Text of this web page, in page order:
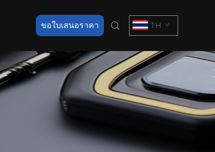
ขอใบเสนอราคา TH